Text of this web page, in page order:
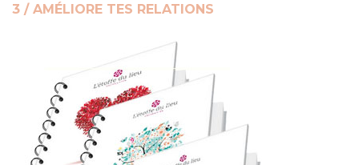
3 / AMÉLIORE TES RELATIONS